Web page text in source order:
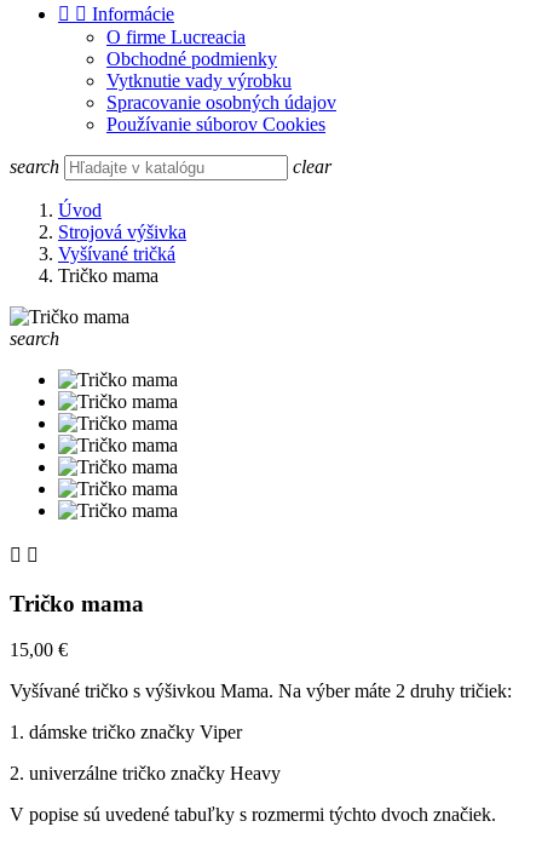
  Informácie
O firme Lucreacia
Obchodné podmienky
Vytknutie vady výrobku
Spracovanie osobných údajov
Používanie súborov Cookies
search clear
Úvod
Strojová výšivka
Vyšívané tričká
Tričko mama
search
 
Tričko mama
15,00 €
Vyšívané tričko s výšivkou Mama. Na výber máte 2 druhy tričiek:
1. dámske tričko značky Viper
2. univerzálne tričko značky Heavy
V popise sú uvedené tabuľky s rozmermi týchto dvoch značiek.